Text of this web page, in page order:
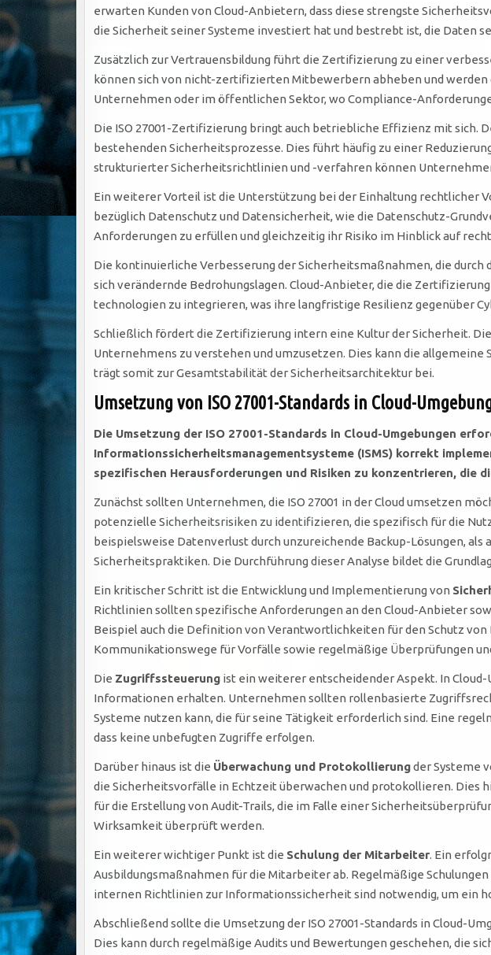
erwarten Kunden von Cloud-Anbietern, dass diese strengste
die Sicherheit seiner Systeme investiert hat und bestrebt ist, die Daten
Zusätzlich zur Vertrauensbildung führt die Zertifizierung zu einer
können sich von nicht-zertifizierten Mitbewerbern abheben und
Unternehmen oder im öffentlichen Sektor, wo Compliance-
Die ISO 27001-Zertifizierung bringt auch betriebliche Effizienz mit
bestehenden Sicherheitsprozesse. Dies führt häufig zu einer
strukturierter Sicherheitsrichtlinien und -verfahren können
Ein weiterer Vorteil ist die Unterstützung bei der Einhaltung rechtlicher
bezüglich Datenschutz und Datensicherheit, wie die Datenschutz-
Anforderungen zu erfüllen und gleichzeitig ihr Risiko im Hinblick auf
Die kontinuierliche Verbesserung der Sicherheitsmaßnahmen, die durch
sich verändernde Bedrohungslagen. Cloud-Anbieter, die die
technologien zu integrieren, was ihre langfristige Resilienz gegenüber
Schließlich fördert die Zertifizierung intern eine Kultur der Sicherheit.
Unternehmens zu verstehen und umzusetzen. Dies kann die
trägt somit zur Gesamtstabilität der Sicherheitsarchitektur bei.
Umsetzung von ISO 27001-Standards in Cloud-
Die Umsetzung der ISO 27001-Standards in Cloud-Umgebungen
Informationssicherheitsmanagementsysteme (ISMS) korrekt
spezifischen Herausforderungen und Risiken zu konzentrieren, die
Zunächst sollten Unternehmen, die ISO 27001 in der Cloud umsetzen
potenzielle Sicherheitsrisiken zu identifizieren, die spezifisch für die
beispielsweise Datenverlust durch unzureichende Backup-Lösungen,
Sicherheitspraktiken. Die Durchführung dieser Analyse bildet die
Ein kritischer Schritt ist die Entwicklung und Implementierung von
Richtlinien sollten spezifische Anforderungen an den Cloud-Anbieter
Beispiel auch die Definition von Verantwortlichkeiten für den Schutz
Kommunikationswege für Vorfälle sowie regelmäßige Überprüfungen
Die Zugriffssteuerung ist ein weiterer entscheidender Aspekt. In
Informationen erhalten. Unternehmen sollten rollenbasierte
Systeme nutzen kann, die für seine Tätigkeit erforderlich sind. Eine
dass keine unbefugten Zugriffe erfolgen.
Darüber hinaus ist die Überwachung und Protokollierungder Systeme
die Sicherheitsvorfälle in Echtzeit überwachen und protokollieren.
für die Erstellung von Audit-Trails, die im Falle einer
Wirksamkeit überprüft werden.
Ein weiterer wichtiger Punkt ist die Schulung der Mitarbeiter. Ein
Ausbildungsmaßnahmen für die Mitarbeiter ab. Regelmäßige
internen Richtlinien zur Informationssicherheit sind notwendig, um ein
Abschließend sollte die Umsetzung der ISO 27001-Standards in Cloud-
Dies kann durch regelmäßige Audits und Bewertungen geschehen, die